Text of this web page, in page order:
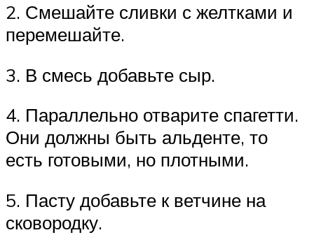
2. Смешайте сливки с желтками и
перемешайте.
3. В смесь добавьте сыр.
4. Параллельно отварите спагетти.
Они должны быть альденте, то
есть готовыми, но плотными.
5. Пасту добавьте к ветчине на
сковородку.